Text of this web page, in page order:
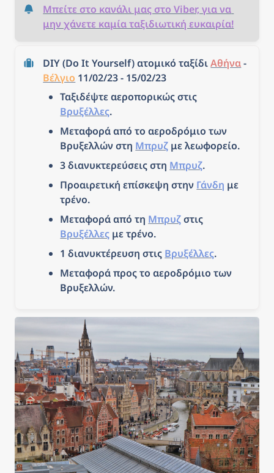
Μπείτε στο κανάλι μας στο Viber, για να
μην χάνετε καμία ταξιδιωτική ευκαιρία!
DIY (Do It Yourself) ατομικό ταξίδι Αθήνα
Βέλγιο 11/02/23 - 15/02/23
Βρυξέλλες.
Μεταφορά από το αεροδρόμιο των
Βρυξελλών στη Μπρυζ με λεωφορείο.
3 διανυκτερεύσεις στη Μπρυζ.
Προαιρετική επίσκεψη στην Γάνδη με
τρένο.
Μεταφορά από τη Μπρυζ
Βρυξέλλες με τρένο.
1 διανυκτέρευση στις Βρυξέλλες.
Μεταφορά προς το αεροδρόμιο των
Βρυξελλών.